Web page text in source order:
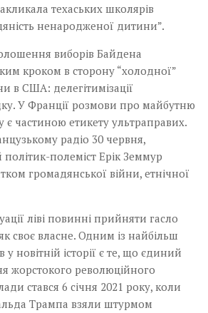
техаських школярів
ненародженої дитини”.
виборів Байдена
кроком в сторону “холодної”
в США: делегітимізації
У Франції розмови про майбутню
є частиною етикету ультраправих.
радіо 30 червня,
полеміст Ерік Земмур
громадянської війни, етнічної
ліві повинні прийняти гасло
своє власне. Одним із найбільш
новітній історії є те, що єдиний
жорстокого революційного
стався 6 січня 2021 року, коли
Трампа взяли штурмом